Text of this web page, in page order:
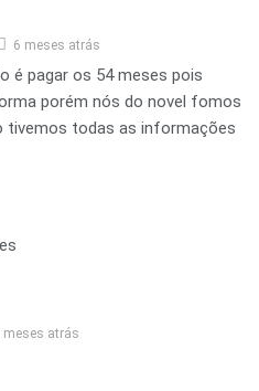
6 meses atrás
é pagar os 54 meses pois
porém nós do novel fomos
tivemos todas as informações
meses atrás